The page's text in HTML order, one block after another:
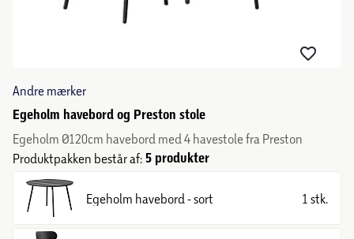
Andre mærker
Egeholm havebord og Preston stole
Egeholm Ø120cm havebord med 4 havestole fra Preston
Produktpakken består af: 5 produkter
Egeholm havebord - sort 1 stk.